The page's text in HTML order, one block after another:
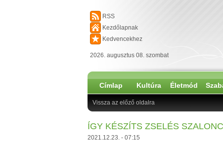
RSS
Kezdőlapnak
Kedvencekhez
2026. augusztus 08. szombat
Címlap Kultúra Életmód
Vissza az előző oldalra
ÍGY KÉSZÍTS ZSELÉS
2021.12.23. - 07:15